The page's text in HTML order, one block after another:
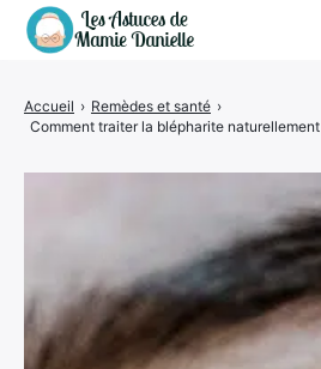
Accueil › Remèdes et santé ›
Comment traiter la blépharite naturellement
Vertus
Nettoyage
Maison et bricolage